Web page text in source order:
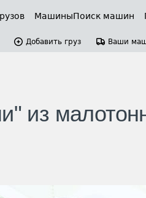
МашиныПоиск машин
Добавить груз Ваши
из